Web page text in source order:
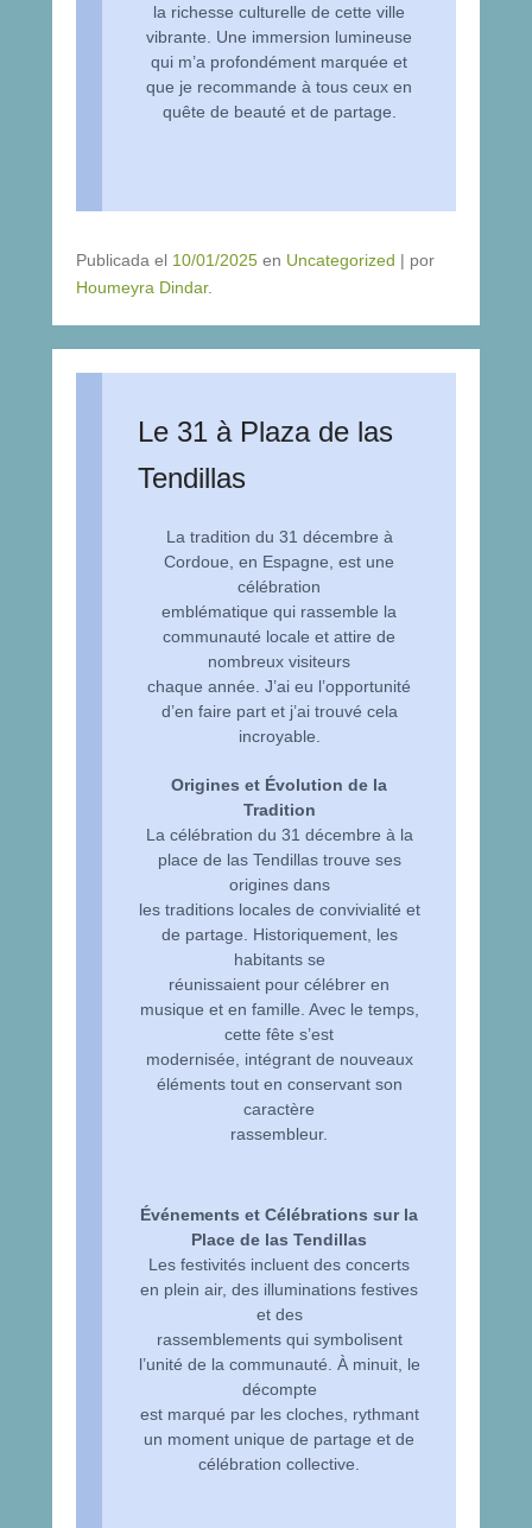
la richesse culturelle de cette ville
vibrante. Une immersion lumineuse
qui m’a profondément marquée et
que je recommande à tous ceux en
quête de beauté et de partage.
Publicada el 10/01/2025 en Uncategorized | por
Houmeyra Dindar.
Le 31 à Plaza de las
Tendillas
La tradition du 31 décembre à
Cordoue, en Espagne, est une
célébration
emblématique qui rassemble la
communauté locale et attire de
nombreux visiteurs
chaque année. J’ai eu l’opportunité
d’en faire part et j’ai trouvé cela
incroyable.
Origines et Évolution de la
Tradition
La célébration du 31 décembre à la
place de las Tendillas trouve ses
origines dans
les traditions locales de convivialité et
de partage. Historiquement, les
habitants se
réunissaient pour célébrer en
musique et en famille. Avec le temps,
cette fête s’est
modernisée, intégrant de nouveaux
éléments tout en conservant son
caractère
rassembleur.
Événements et Célébrations sur la
Place de las Tendillas
Les festivités incluent des concerts
en plein air, des illuminations festives
et des
rassemblements qui symbolisent
l’unité de la communauté. À minuit, le
décompte
est marqué par les cloches, rythmant
un moment unique de partage et de
célébration collective.